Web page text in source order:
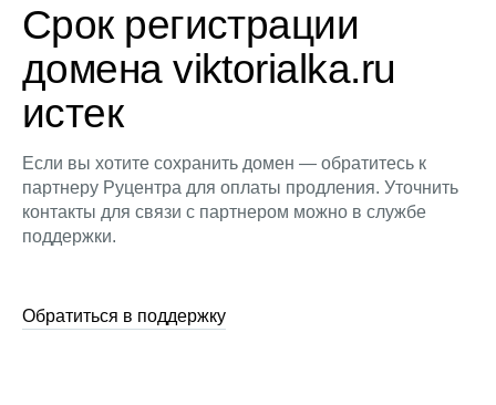
Срок регистрации
домена viktorialka.ru
истек
Если вы хотите сохранить домен — обратитесь к
партнеру Руцентра для оплаты продления. Уточнить
контакты для связи с партнером можно в службе
поддержки.
Обратиться в поддержку